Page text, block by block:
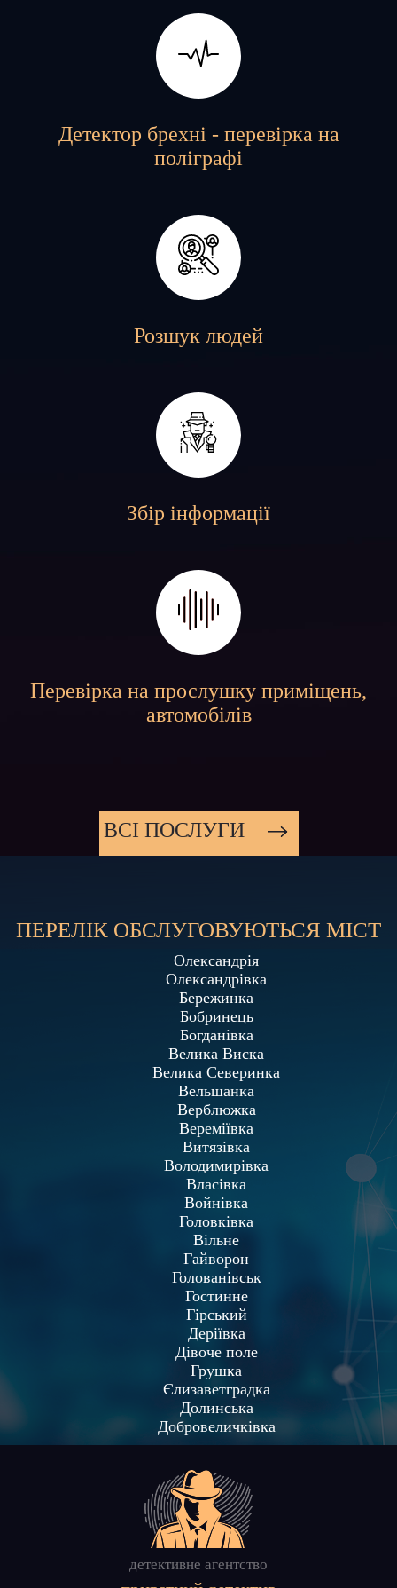
Детектор брехні - перевірка на
поліграфі
Розшук людей
Збір інформації
Перевірка на прослушку приміщень,
автомобілів
ВСI ПОСЛУГИ
ПЕРЕЛІК ОБСЛУГОВУЮТЬСЯ МІСТ
Олександрія
Олександрівка
Бережинка
Бобринець
Богданівка
Велика Виска
Велика Северинка
Вельшанка
Верблюжка
Вереміївка
Витязівка
Володимирівка
Власівка
Войнівка
Головківка
Вільне
Гайворон
Голованівськ
Гостинне
Гірський
Деріївка
Дівоче поле
Грушка
Єлизаветградка
Долинська
Добровеличківка
детективне агентство